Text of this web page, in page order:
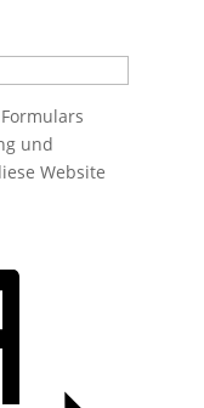
und
Website